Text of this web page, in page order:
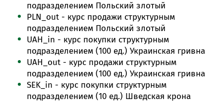
подразделением Польский злотый
PLN_out - курс продажи структурным
подразделением Польский злотый
UAH_in - курс покупки структурным
подразделением (100 ед.) Украинская гривна
UAH_out - курс продажи структурным
подразделением (100 ед.) Украинская гривна
SEK_in - курс покупки структурным
подразделением (10 ед.) Шведская крона